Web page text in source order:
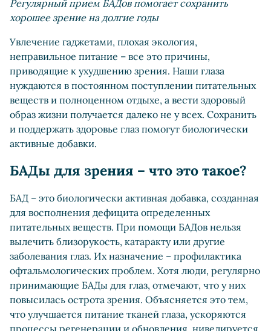
Регулярный прием БАДов помогает сохранить
хорошее зрение на долгие годы
Увлечение гаджетами, плохая экология,
неправильное питание – все это причины,
приводящие к ухудшению зрения. Наши глаза
нуждаются в постоянном поступлении питательных
веществ и полноценном отдыхе, а вести здоровый
образ жизни получается далеко не у всех. Сохранить
и поддержать здоровье глаз помогут биологически
активные добавки.
БАДы для зрения – что это такое?
БАД – это биологически активная добавка, созданная
для восполнения дефицита определенных
питательных веществ. При помощи БАДов нельзя
вылечить близорукость, катаракту или другие
заболевания глаз. Их назначение – профилактика
офтальмологических проблем. Хотя люди, регулярно
принимающие БАДы для глаз, отмечают, что у них
повысилась острота зрения. Объясняется это тем,
что улучшается питание тканей глаза, ускоряются
процессы регенерации и обновления, нивелируется